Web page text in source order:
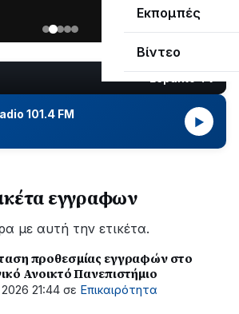
Εκπομπές
Βίντεο
101.4 FM
▶
εγγραφων
με αυτή την ετικέτα.
προθεσμίας εγγραφών στο
Ανοικτό Πανεπιστήμιο
2026 21:44 σε Επικαιρότητα